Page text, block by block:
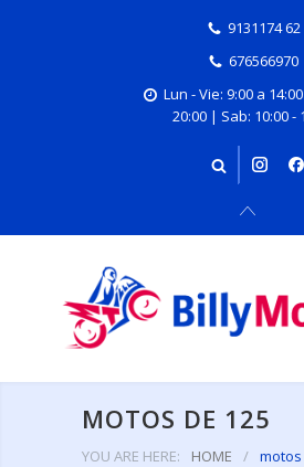
9131174 62
676566970
Lun - Vie: 9:00 a
20:00 | Sab: 10:00 -
MOTOS DE 125
YOU ARE HERE: HOME / motos